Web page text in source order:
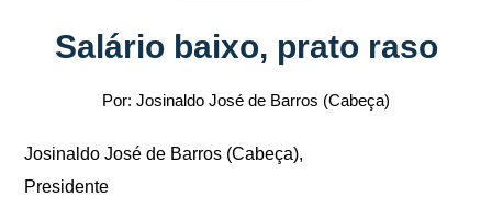
Salário baixo, prato raso
Por: Josinaldo José de Barros (Cabeça)
Josinaldo José de Barros (Cabeça),
Presidente